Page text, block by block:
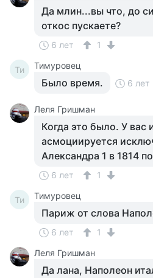
Да млин...вы что, до
откос пускаете?
6 лет 1
Ти Тимуровец
Было время. 6 лет
Леля Гришман
Когда это было. У
асмоциируется
Александра 1 в 1814
6 лет 1
Ти Тимуровец
Париж от слова
6 лет
1
Леля Гришман
Да лана, Наполеон